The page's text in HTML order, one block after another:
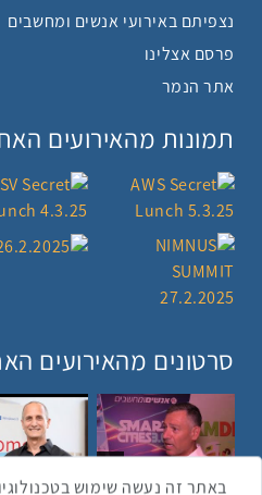
נצפיתם באירועי אנשים ומחשבים
פרסם אצלינו
אתר הנמר
תמונות מהאירועים
סרטונים מהאירועים
4:00
באתר זה נעשה שימוש